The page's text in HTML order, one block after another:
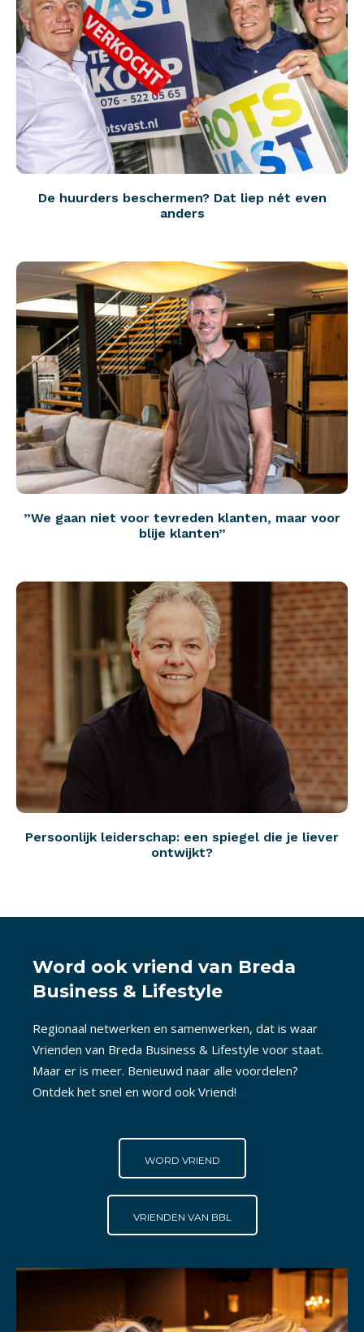
De huurders beschermen? Dat liep nét even
anders
”We gaan niet voor tevreden klanten, maar voor
blije klanten”
Persoonlijk leiderschap: een spiegel die je liever
ontwijkt?
Word ook vriend van Breda
Business & Lifestyle
Regionaal netwerken en samenwerken, dat is waar
Vrienden van Breda Business & Lifestyle voor staat.
Maar er is meer. Benieuwd naar alle voordelen?
Ontdek het snel en word ook Vriend!
WORD VRIEND
VRIENDEN VAN BBL